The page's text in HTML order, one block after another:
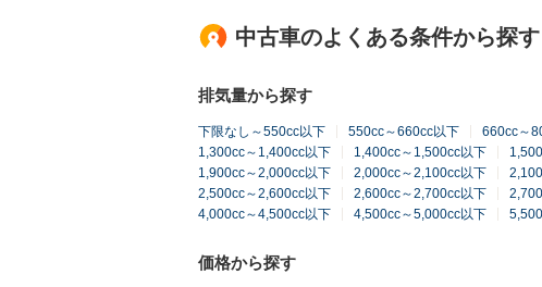
中古車のよくある条件から探す
排気量から探す
下限なし～550cc以下 550cc～660cc以下 660cc～
1,300cc～1,400cc以下
1,400cc～1,500cc以下
1,900cc～2,000cc以下
2,000cc～2,100cc以下
2,500cc～2,600cc以下
2,600cc～2,700cc以下
4,000cc～4,500cc以下
4,500cc～5,000cc以下
価格から探す